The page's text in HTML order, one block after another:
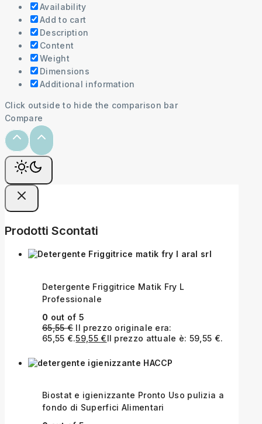
Availability
Add to cart
Description
Content
Weight
Dimensions
Additional information
Click outside to hide the comparison bar
Compare
Prodotti Scontati
Detergente Friggitrice Matik Fry L
Professionale
0 out of 5
65,55€ Il prezzo originale era:
65,55 €.59,55 €Il prezzo attuale è: 59,55 €.
Biostat e igienizzante Pronto Uso pulizia a
fondo di Superfici Alimentari